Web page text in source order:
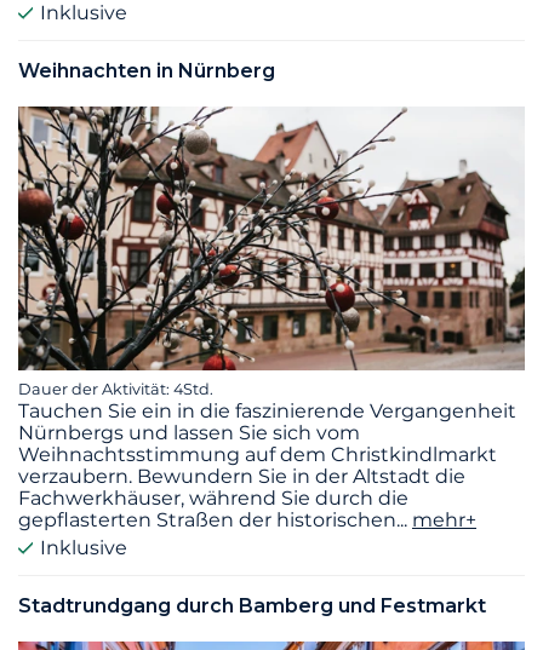
Inklusive
Weihnachten in Nürnberg
Dauer der Aktivität: 4Std.
Tauchen Sie ein in die faszinierende Vergangenheit
Nürnbergs und lassen Sie sich vom
Weihnachtsstimmung auf dem Christkindlmarkt
verzaubern. Bewundern Sie in der Altstadt die
Fachwerkhäuser, während Sie durch die
gepflasterten Straßen der historischen... mehr+
Inklusive
Stadtrundgang durch Bamberg und Festmarkt